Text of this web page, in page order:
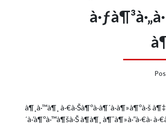
à¶¸à·™à¶¸ à·€à·Šà¶ºà·à¶´à·à¶»à¶ºà·š
´à·’à¶ºà·™à¶šà·Š à¶­à¶¸ à¶¯à¶»à·”à·€à·